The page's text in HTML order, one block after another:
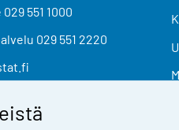
029 551 1000
029 551 2220